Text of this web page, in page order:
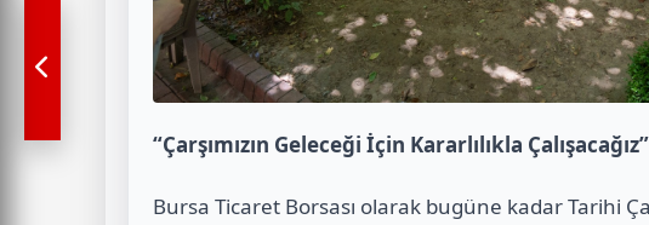
“Çarşımızın Geleceği İçin Kararlılıkla Çalışacağız”
Bursa Ticaret Borsası olarak bugüne kadar Tarihi